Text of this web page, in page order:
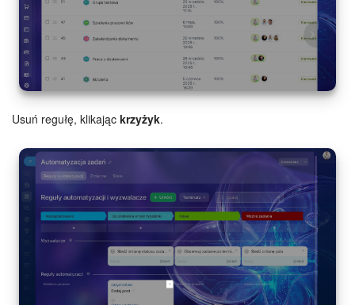
e-Podpis w HR
Telefonia
Kreator BI
Sklep online
Workflow
Centrum Sprzedaży
Kwestie ogólne
Usuń regułę, klikając krzyżyk.